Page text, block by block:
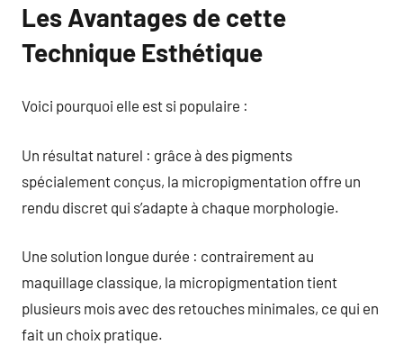
Les Avantages de cette
Technique Esthétique
Voici pourquoi elle est si populaire :
Un résultat naturel : grâce à des pigments
spécialement conçus, la micropigmentation offre un
rendu discret qui s’adapte à chaque morphologie.
Une solution longue durée : contrairement au
maquillage classique, la micropigmentation tient
plusieurs mois avec des retouches minimales, ce qui en
fait un choix pratique.